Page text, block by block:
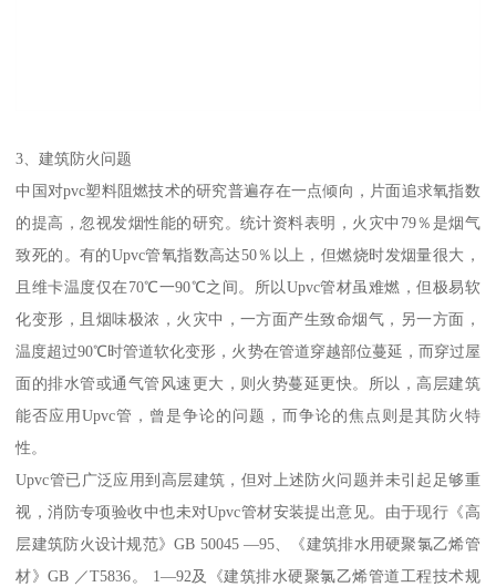
3、建筑防火问题
中国对pvc塑料阻燃技术的研究普遍存在一点倾向，片面追求氧指数
的提高，忽视发烟性能的研究。统计资料表明，火灾中79％是烟气
致死的。有的Upvc管氧指数高达50％以上，但燃烧时发烟量很大，
且维卡温度仅在70℃一90℃之间。所以Upvc管材虽难燃，但极易软
化变形，且烟味极浓，火灾中，一方面产生致命烟气，另一方面，
温度超过90℃时管道软化变形，火势在管道穿越部位蔓延，而穿过屋
面的排水管或通气管风速更大，则火势蔓延更快。所以，高层建筑
能否应用Upvc管，曾是争论的问题，而争论的焦点则是其防火特
性。
Upvc管已广泛应用到高层建筑，但对上述防火问题并未引起足够重
视，消防专项验收中也未对Upvc管材安装提出意见。由于现行《高
层建筑防火设计规范》GB 50045 —95、《建筑排水用硬聚氯乙烯管
材》GB ／T5836。 1—92及《建筑排水硬聚氯乙烯管道工程技术规